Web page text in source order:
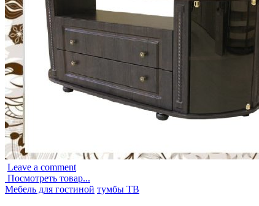
Leave a comment
Посмотреть товар...
Опубликовано
Мебель для гостиной тумбы ТВ